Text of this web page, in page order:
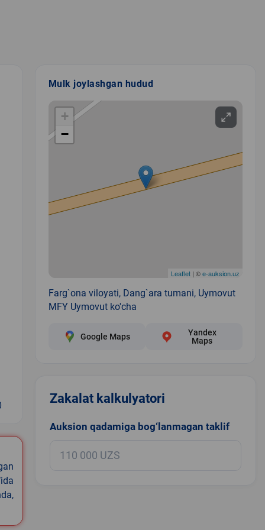
Mulk joylashgan hudud
+
−
Leaflet| ©e-auksion.uz
Farg`ona viloyati, Dang`ara tumani, Uymovut
MFY Uymovut ko'cha
Google Maps
Yandex
Maps
Zakalat kalkulyatori
Auksion qadamiga bog‘lanmagan taklif